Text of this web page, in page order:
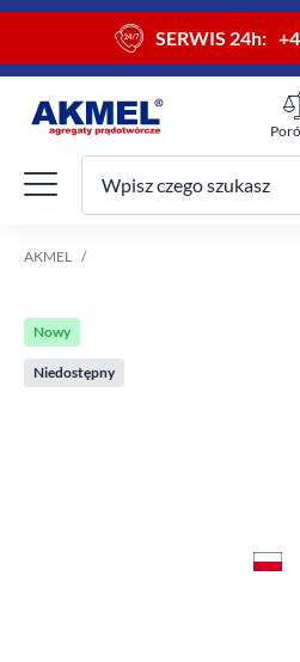
SERWIS 24h:
Twój koszyk
Wpisz czego szukasz
AKMEL
Nowy
Niedostępny